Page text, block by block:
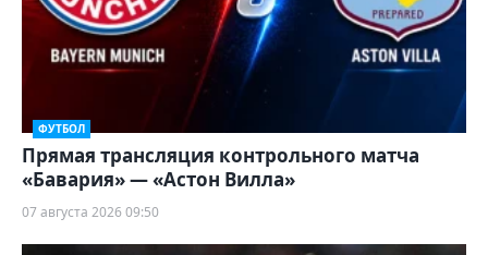
ФУТБОЛ
Прямая трансляция контрольного матча
«Бавария» — «Астон Вилла»
07 августа 2026 09:50